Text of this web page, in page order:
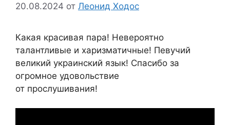
20.08.2024 от Леонид Ходос
Какая красивая пара! Невероятно
талантливые и харизматичные! Певучий
великий украинский язык! Спасибо за
огромное удовольствие
от прослушивания!